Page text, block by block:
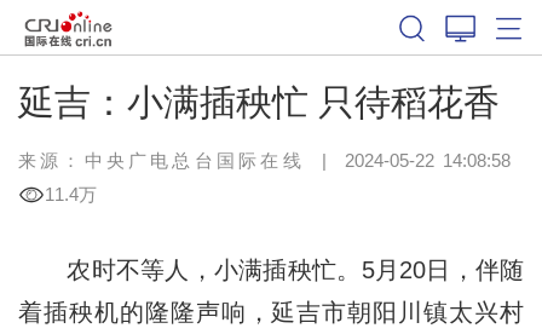
延吉：小满插秧忙 只待稻花香
来源：中央广电总台国际在线 | 2024-05-22 14:08:58
11.4万
农时不等人，小满插秧忙。5月20日，伴随
着插秧机的隆隆声响，延吉市朝阳川镇太兴村